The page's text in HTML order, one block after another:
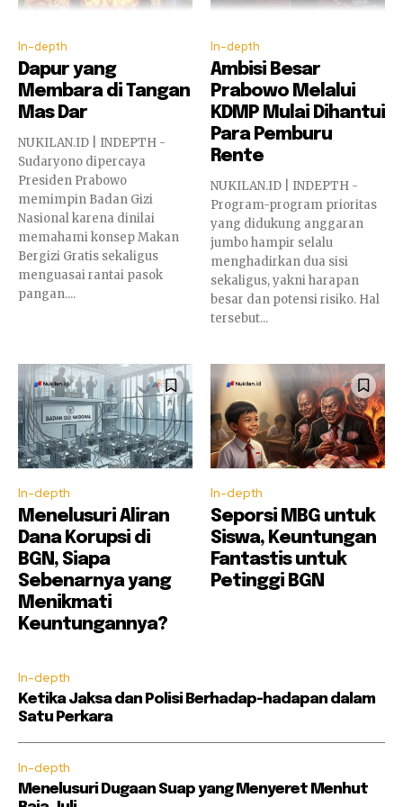
Ahmad Doli Usul Dana Otsus Aceh Diatur
Lebih Tegas hingga Tingkat
Kabupaten/Kota
Redaksi -
Kaesang Tunjuk T Rival Amiruddin Pimpin
PSI Aceh
Redaksi -
Muat lebih banyak
In-depth
Dapur yang
Membara di Tangan
Mas Dar
NUKILAN.ID | INDEPTH -
Sudaryono dipercaya
Presiden Prabowo
memimpin Badan Gizi
Nasional karena dinilai
memahami konsep Makan
Bergizi Gratis sekaligus
menguasai rantai pasok
pangan....
In-depth
Ambisi Besar
Prabowo Melalui
KDMP Mulai Dihantui
Para Pemburu
Rente
NUKILAN.ID | INDEPTH -
Program-program prioritas
yang didukung anggaran
jumbo hampir selalu
menghadirkan dua sisi
sekaligus, yakni harapan
besar dan potensi risiko. Hal
tersebut...
In-depth
Menelusuri Aliran
Dana Korupsi di
BGN, Siapa
Sebenarnya yang
Menikmati
Keuntungannya?
In-depth
Seporsi MBG untuk
Siswa, Keuntungan
Fantastis untuk
Petinggi BGN
In-depth
Ketika Jaksa dan Polisi Berhadap-hadapan dalam
Satu Perkara
In-depth
Menelusuri Dugaan Suap yang Menyeret Menhut